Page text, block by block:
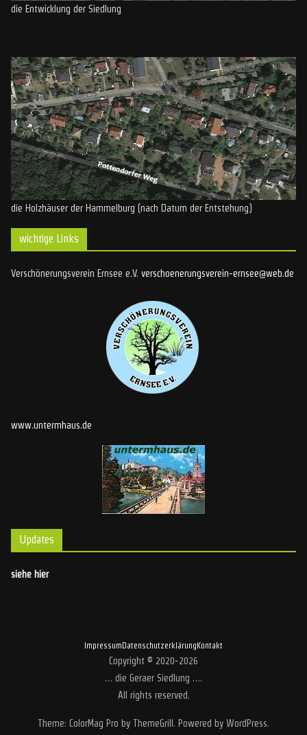
die Entwicklung der Siedlung
die Holzhäuser der Hammelburg (nach Datum der Entstehung)
wichtige Links
Verschönerungsverein Ernsee e.V. verschoenerungsverein-ernsee@web.de
www.untermhaus.de
Updates
siehe hier
Impressum Datenschutzerklärung Kontakt
Copyright © 2020-2026
… die Geraer Siedlung ….
All rights reserved.
Theme: ColorMag Pro by ThemeGrill. Powered by WordPress.